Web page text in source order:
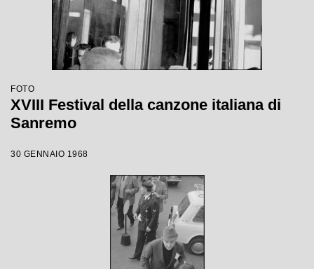
FOTO
XVIII Festival della canzone italiana di
Sanremo
30 GENNAIO 1968